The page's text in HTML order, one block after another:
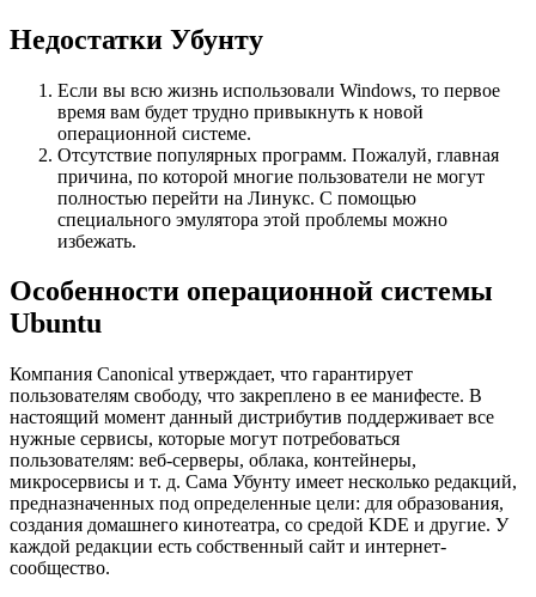
Недостатки Убунту
Если вы всю жизнь использовали Windows, то первое
время вам будет трудно привыкнуть к новой
операционной системе.
Отсутствие популярных программ. Пожалуй, главная
причина, по которой многие пользователи не могут
полностью перейти на Линукс. С помощью
специального эмулятора этой проблемы можно
избежать.
Особенности операционной системы
Ubuntu
Компания Canonical утверждает, что гарантирует
пользователям свободу, что закреплено в ее манифесте. В
настоящий момент данный дистрибутив поддерживает все
нужные сервисы, которые могут потребоваться
пользователям: веб-серверы, облака, контейнеры,
микросервисы и т. д. Сама Убунту имеет несколько редакций,
предназначенных под определенные цели: для образования,
создания домашнего кинотеатра, со средой KDE и другие. У
каждой редакции есть собственный сайт и интернет-
сообщество.